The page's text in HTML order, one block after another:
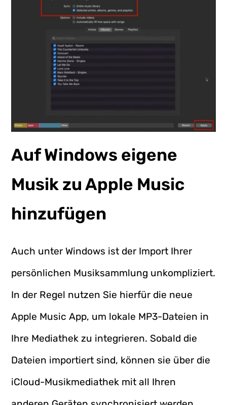
Auf Windows eigene
Musik zu Apple Music
hinzufügen
Auch unter Windows ist der Import Ihrer
persönlichen Musiksammlung unkompliziert.
In der Regel nutzen Sie hierfür die neue
Apple Music App, um lokale MP3-Dateien in
Ihre Mediathek zu integrieren. Sobald die
Dateien importiert sind, können sie über die
iCloud-Musikmediathek mit all Ihren